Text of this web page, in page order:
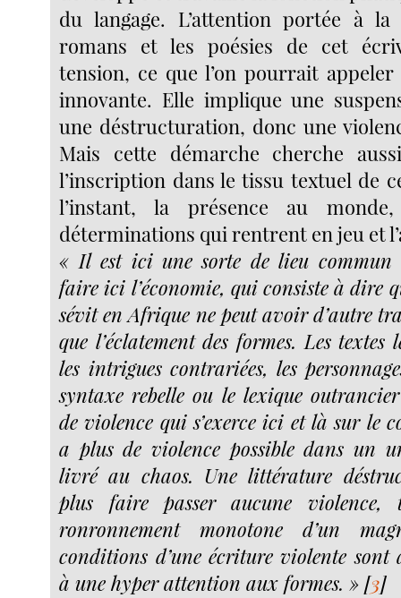
du langage. L’attention portée à
romans et les poésies de cet
tension, ce que l’on pourrait
innovante. Elle implique une
une déstructuration, donc une
Mais cette démarche cherche
l’inscription dans le tissu textuel de
l’instant, la présence au
déterminations qui rentrent en jeu et
« Il est ici une sorte de lieu
faire ici l’économie, qui consiste à dire
sévit en Afrique ne peut avoir d’autre
que l’éclatement des formes. Les textes
les intrigues contrariées, les
syntaxe rebelle ou le lexique
de violence qui s’exerce ici et là sur le
a plus de violence possible dans un
livré au chaos. Une littérature
plus faire passer aucune
ronronnement monotone d’un
conditions d’une écriture violente sont
à une hyper attention aux formes. » [3]